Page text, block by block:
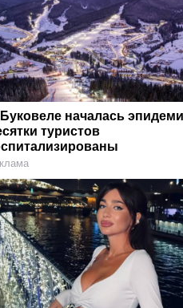
началась
туристов